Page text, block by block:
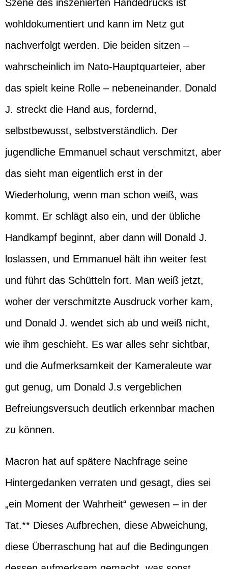
Szene des inszenierten Händedrucks ist
wohldokumentiert und kann im Netz gut
nachverfolgt werden. Die beiden sitzen –
wahrscheinlich im Nato-Hauptquarteier, aber
das spielt keine Rolle – nebeneinander. Donald
J. streckt die Hand aus, fordernd,
selbstbewusst, selbstverständlich. Der
jugendliche Emmanuel schaut verschmitzt, aber
das sieht man eigentlich erst in der
Wiederholung, wenn man schon weiß, was
kommt. Er schlägt also ein, und der übliche
Handkampf beginnt, aber dann will Donald J.
loslassen, und Emmanuel hält ihn weiter fest
und führt das Schütteln fort. Man weiß jetzt,
woher der verschmitzte Ausdruck vorher kam,
und Donald J. wendet sich ab und weiß nicht,
wie ihm geschieht. Es war alles sehr sichtbar,
und die Aufmerksamkeit der Kameraleute war
gut genug, um Donald J.s vergeblichen
Befreiungsversuch deutlich erkennbar machen
zu können.
Macron hat auf spätere Nachfrage seine
Hintergedanken verraten und gesagt, dies sei
„ein Moment der Wahrheit“ gewesen – in der
Tat.** Dieses Aufbrechen, diese Abweichung,
diese Überraschung hat auf die Bedingungen